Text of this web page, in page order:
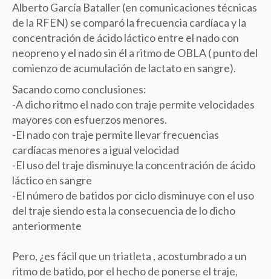
Alberto García Bataller (en comunicaciones técnicas
de la RFEN) se comparó la frecuencia cardíaca y la
concentración de ácido láctico entre el nado con
neopreno y el nado sin él a ritmo de OBLA ( punto del
comienzo de acumulación de lactato en sangre).
Sacando como conclusiones:
-A dicho ritmo el nado con traje permite velocidades
mayores con esfuerzos menores.
-El nado con traje permite llevar frecuencias
cardíacas menores a igual velocidad
-El uso del traje disminuye la concentración de ácido
láctico en sangre
-El número de batidos por ciclo disminuye con el uso
del traje siendo esta la consecuencia de lo dicho
anteriormente
Pero, ¿es fácil que un triatleta , acostumbrado a un
ritmo de batido, por el hecho de ponerse el traje,